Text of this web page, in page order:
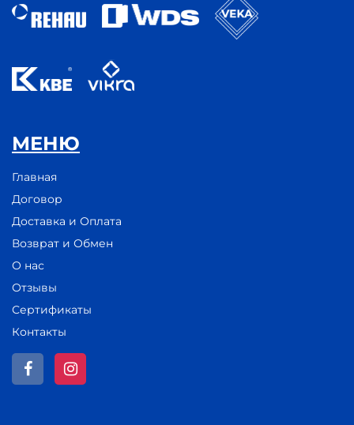
МЕНЮ
Главная
Договор
Доставка и Оплата
Возврат и Обмен
О нас
Отзывы
Сертификаты
Контакты